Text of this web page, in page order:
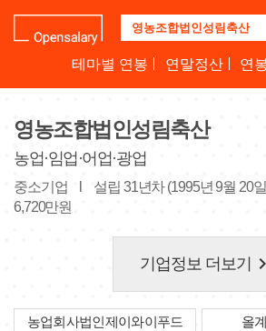
업
명
하
세
요
테마별 연봉 연말정산 연
영농조합법인성림축산
농업·임업·어업·광업
중소기업 설립 31년차 (1995년 9월 20
6,720만원
기업정보 더보기 keyboard_arrow_right
농업회사법인제이와이푸드 올